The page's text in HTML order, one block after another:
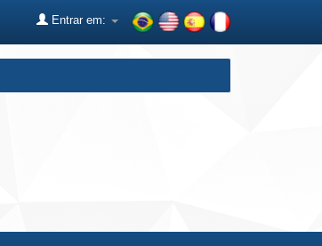
Entrar em: